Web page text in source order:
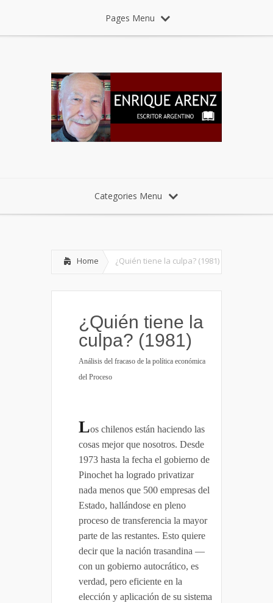
Pages Menu
Categories Menu
Home ¿Quién tiene la culpa? (1981)
¿Quién tiene la
culpa? (1981)
Análisis del fracaso de la política económica
del Proceso
Los chilenos están haciendo las
cosas mejor que nosotros. Desde
1973 hasta la fecha el gobierno de
Pinochet ha logrado privatizar
nada menos que 500 empresas del
Estado, hallándose en pleno
proceso de transferencia la mayor
parte de las restantes. Esto quiere
decir que la nación trasandina —
con un gobierno autocrático, es
verdad, pero eficiente en la
elección y aplicación de su sistema